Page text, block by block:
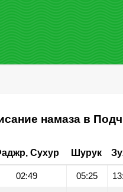
намаза в
Сухур Шурук
02:49 05:25